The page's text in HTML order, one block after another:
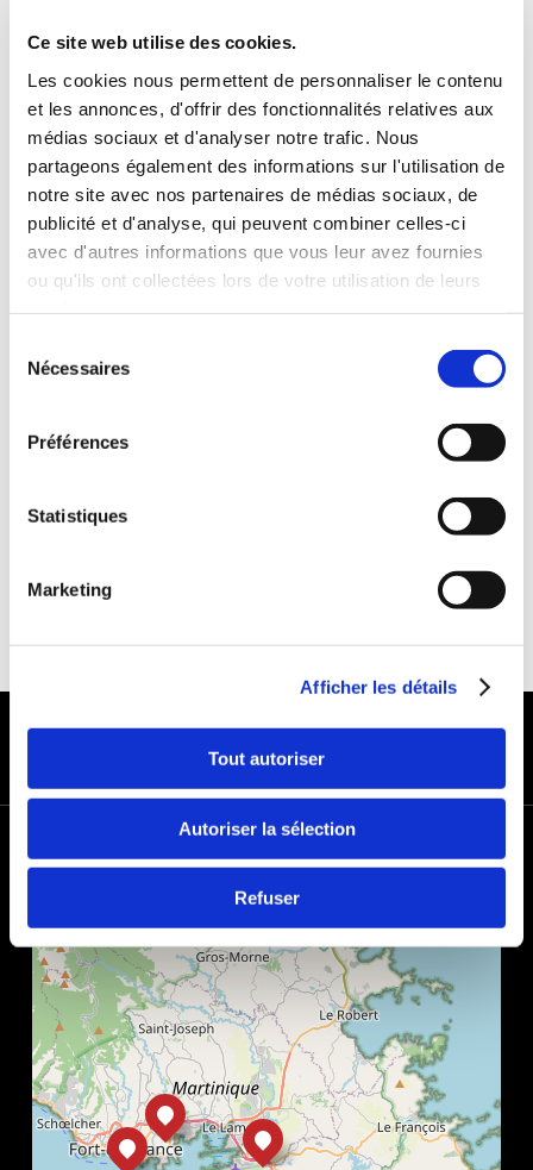
Ce site web utilise des cookies.
Les cookies nous permettent de personnaliser le contenu
et les annonces, d'offrir des fonctionnalités relatives aux
médias sociaux et d'analyser notre trafic. Nous
partageons également des informations sur l'utilisation de
notre site avec nos partenaires de médias sociaux, de
publicité et d'analyse, qui peuvent combiner celles-ci
avec d'autres informations que vous leur avez fournies
ou qu'ils ont collectées lors de votre utilisation de leurs
Nécessaires
Préférences
Statistiques
Marketing
Afficher les détails
Tout autoriser
Autoriser la sélection
Refuser
INCLUS À LA LOCATION
Killométrage illimité
Assurance tous risques (hors franchise)
Carburant : plein à rendre plein
CONDITIONS DE LOCATION
ASSURANCE
Franchise :1000 €